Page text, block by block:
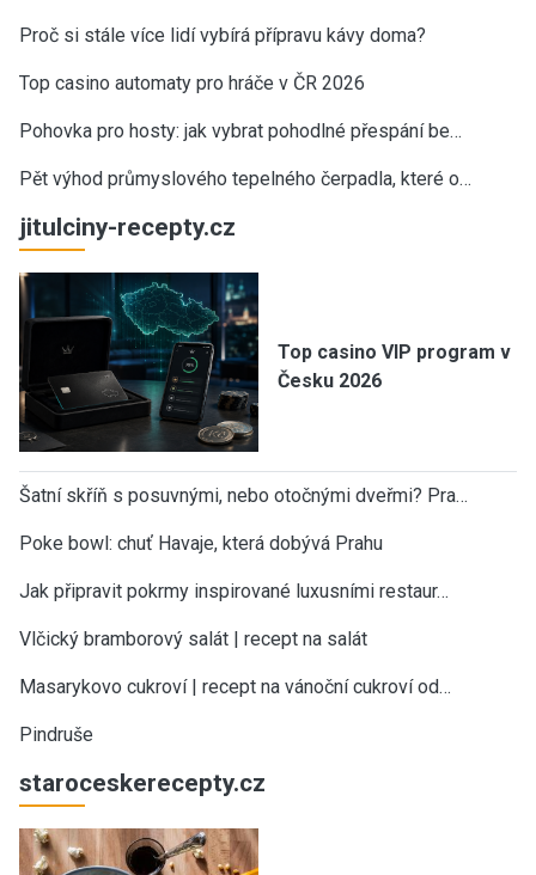
Proč si stále více lidí vybírá přípravu kávy doma?
Top casino automaty pro hráče v ČR 2026
Pohovka pro hosty: jak vybrat pohodlné přespání be…
Pět výhod průmyslového tepelného čerpadla, které o…
jitulciny-recepty.cz
Top casino VIP program v
Česku 2026
Šatní skříň s posuvnými, nebo otočnými dveřmi? Pra…
Poke bowl: chuť Havaje, která dobývá Prahu
Jak připravit pokrmy inspirované luxusními restaur…
Vlčický bramborový salát | recept na salát
Masarykovo cukroví | recept na vánoční cukroví od…
Pindruše
staroceskerecepty.cz